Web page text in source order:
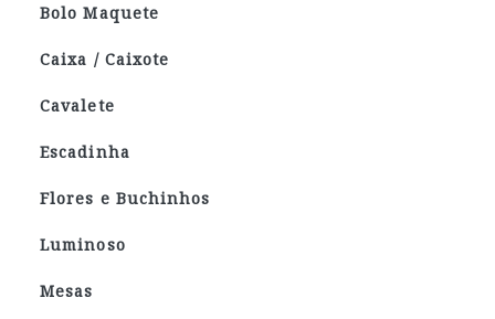
Bolo Maquete
Caixa / Caixote
Cavalete
Escadinha
Flores e Buchinhos
Luminoso
Mesas